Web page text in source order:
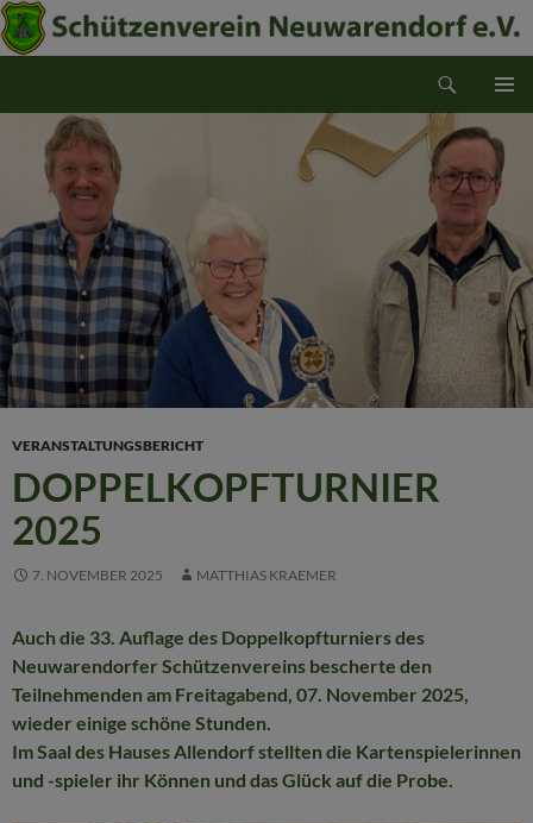
MENÜ
INHALT
SPRINGEN
VERANSTALTUNGSBERICHT
DOPPELKOPFTURNIER
2025
7. NOVEMBER 2025 MATTHIAS KRAEMER
Auch die 33. Auflage des Doppelkopfturniers des
Neuwarendorfer Schützenvereins bescherte den
Teilnehmenden am Freitagabend, 07. November 2025,
wieder einige schöne Stunden.
Im Saal des Hauses Allendorf stellten die Kartenspielerinnen
und -spieler ihr Können und das Glück auf die Probe.